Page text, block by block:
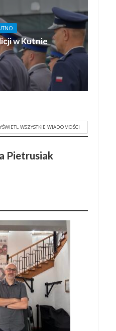
w Kutnie
WSZYSTKIE WIADOMOŚCI
Pietrusiak